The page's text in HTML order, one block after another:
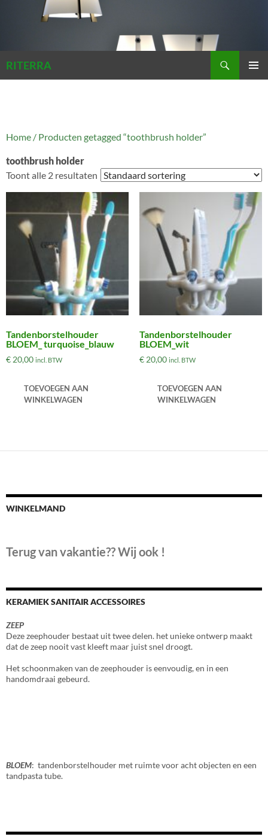
RITERRA
Home / Producten getagged “toothbrush holder”
toothbrush holder
Toont alle 2 resultaten
Tandenborstelhouder
BLOEM_ turquoise_blauw
€ 20,00 incl. BTW
TOEVOEGEN AAN
WINKELWAGEN
Tandenborstelhouder
BLOEM_wit
€20,00 incl. BTW
TOEVOEGEN AAN
WINKELWAGEN
WINKELMAND
Terug van vakantie?? Wij ook !
KERAMIEK SANITAIR ACCESSOIRES
ZEEP
Deze zeephouder bestaat uit twee delen. het unieke ontwerp maakt
dat de zeep nooit vast kleeft maar juist snel droogt.
Het schoonmaken van de zeephouder is eenvoudig, en in een
handomdraai gebeurd.
BLOEM: tandenborstelhouder met ruimte voor acht objecten en een
tandpasta tube.